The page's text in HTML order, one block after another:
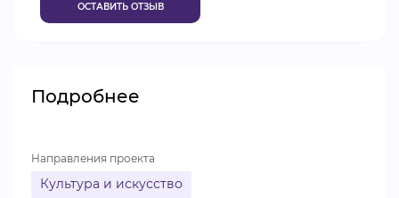
ВИДЕОКУРСЫ
ОСТАВИТЬ ОТЗЫВ
Подробнее
Направления проекта
Культура и искусство